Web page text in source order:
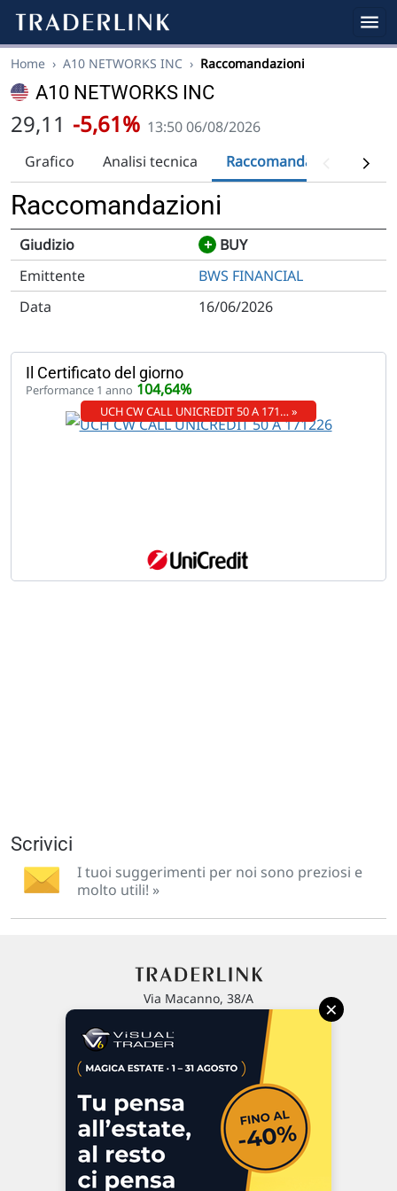
Home › A10 NETWORKS INC › Raccomandazioni
A10 NETWORKS INC
29,11 -5,61% 13:50 06/08/2026
Grafico
Analisi tecnica Raccomandazioni
Raccomandazioni
+ BUY
BWS FINANCIAL
16/06/2026
Il Certificato del giorno
Performance 1 anno 104,64%
UCH CW CALL UNICREDIT 50 A 171… »
Scrivici
I tuoi suggerimenti per noi sono preziosi e
molto utili! »
Via Macanno, 38/A
P.IVA 02 452 460 401
Commenti e segnalazioni
Contattaci
×